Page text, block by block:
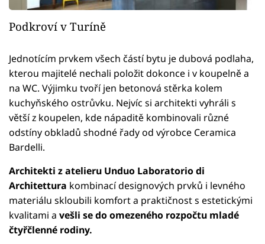
Podkroví v Turíně
Jednotícím prvkem všech částí bytu je dubová podlaha,
kterou majitelé nechali položit dokonce i v koupelně a
na WC. Výjimku tvoří jen betonová stěrka kolem
kuchyňského ostrůvku. Nejvíc si architekti vyhráli s
větší z koupelen, kde nápaditě kombinovali různé
odstíny obkladů shodné řady od výrobce Ceramica
Bardelli.
Architekti z atelieru Unduo Laboratorio di
Architettura kombinací designových prvků i levného
materiálu skloubili komfort a praktičnost s estetickými
kvalitami a vešli se do omezeného rozpočtu mladé
čtyřčlenné rodiny.